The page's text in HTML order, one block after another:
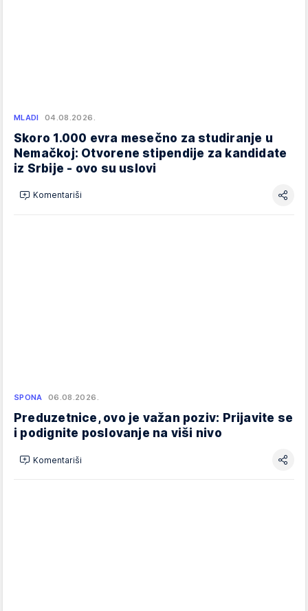
MLADI 04.08.2026.
Skoro 1.000 evra mesečno za studiranje u
Nemačkoj: Otvorene stipendije za kandidate
iz Srbije - ovo su uslovi
Komentariši
SPONA 06.08.2026.
Preduzetnice, ovo je važan poziv: Prijavite se
i podignite poslovanje na viši nivo
Komentariši